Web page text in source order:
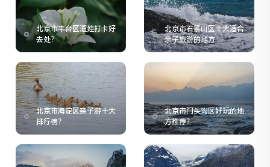
北京市丰台区遛娃打卡好
去处？
北京市石景山区十大适合
亲子旅游的地方
北京市海淀区亲子游十大
排行榜？
北京市门头沟区好玩的地
方推荐？